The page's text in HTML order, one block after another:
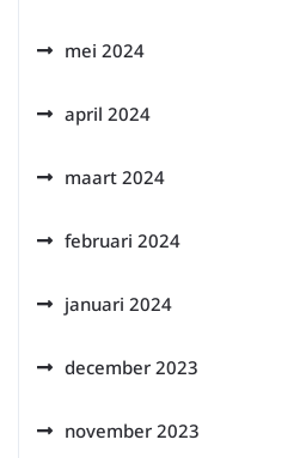
mei 2024
april 2024
maart 2024
februari 2024
januari 2024
december 2023
november 2023